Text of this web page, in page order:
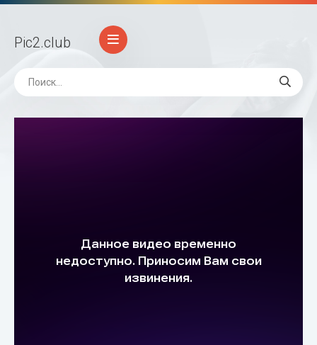
Pic2.club